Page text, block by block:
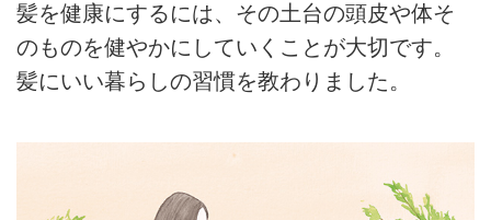
髪を健康にするには、その土台の頭皮や体そ
のものを健やかにしていくことが大切です。
髪にいい暮らしの習慣を教わりました。